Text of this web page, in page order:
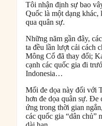
Tôi nhận định sự bao
Quốc là một dạng
qua quân sự.
Những năm gần đây,
ta đều lần lượt cải cách
Mông Cổ đã thay đổi;
cạnh các quốc gia đi
Indonesia…
Mối đe dọa này đối với
hơn đe dọa quân sự. Đe
ứng trong thời gian
các quốc gia “dân chủ”